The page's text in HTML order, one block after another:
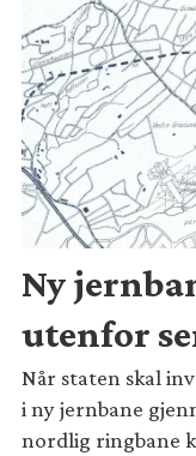
Ny
utenfor
Når staten skal
i ny jernbane
nordlig ringbane